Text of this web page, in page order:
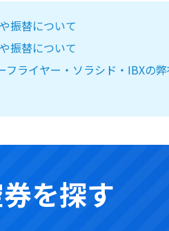
振替について
振替について
フライヤー・ソラシド・IBXの
を探す